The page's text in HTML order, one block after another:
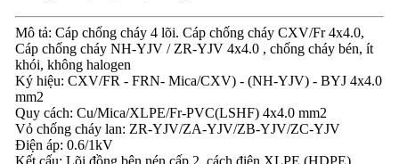
Mô tả: Cáp chống cháy 4 lõi. Cáp chống cháy CXV/Fr 4x4.0,
Cáp chống cháy NH-YJV / ZR-YJV 4x4.0 , chống cháy bén, ít
khói, không halogen
Ký hiệu: CXV/FR - FRN- Mica/CXV) - (NH-YJV) - BYJ 4x4.0
mm2
Quy cách: Cu/Mica/XLPE/Fr-PVC(LSHF) 4x4.0 mm2
Vỏ chống cháy lan: ZR-YJV/ZA-YJV/ZB-YJV/ZC-YJV
Điện áp: 0.6/1kV
Kết cấu: Lõi đồng bện nén cấp 2, cách điện XLPE (HDPE)